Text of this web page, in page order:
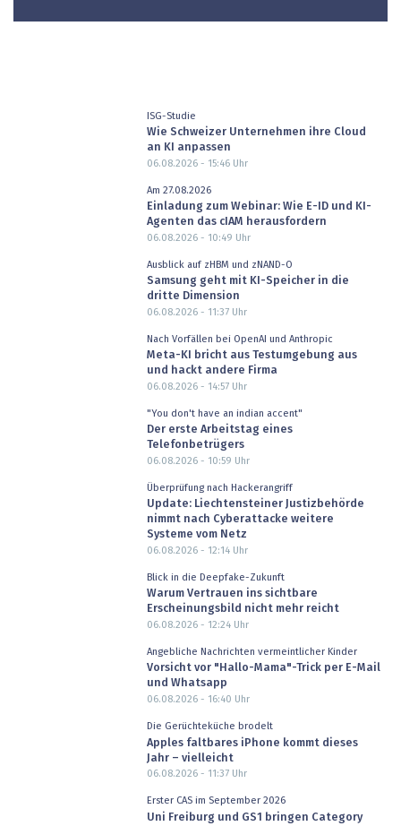
ISG-Studie
Wie Schweizer Unternehmen ihre Cloud
an KI anpassen
06.08.2026 - 15:46Uhr
Am 27.08.2026
Einladung zum Webinar: Wie E-ID und KI-
Agenten das cIAM herausfordern
06.08.2026 - 10:49 Uhr
Ausblick auf zHBM und zNAND-O
Samsung geht mit KI-Speicher in die
dritte Dimension
06.08.2026 - 11:37Uhr
Nach Vorfällen bei OpenAI und Anthropic
Meta-KI bricht aus Testumgebung aus
und hackt andere Firma
06.08.2026 - 14:57Uhr
"You don't have an indian accent"
Der erste Arbeitstag eines
Telefonbetrügers
06.08.2026 - 10:59 Uhr
Überprüfung nach Hackerangriff
Update: Liechtensteiner Justizbehörde
nimmt nach Cyberattacke weitere
Systeme vom Netz
06.08.2026 - 12:14Uhr
Blick in die Deepfake-Zukunft
Warum Vertrauen ins sichtbare
Erscheinungsbild nicht mehr reicht
06.08.2026 - 12:24Uhr
Angebliche Nachrichten vermeintlicher Kinder
Vorsicht vor "Hallo-Mama"-Trick per E-Mail
und Whatsapp
06.08.2026 - 16:40 Uhr
Die Gerüchteküche brodelt
Apples faltbares iPhone kommt dieses
Jahr – vielleicht
06.08.2026 - 11:37Uhr
Erster CAS im September 2026
Uni Freiburg und GS1 bringen Category